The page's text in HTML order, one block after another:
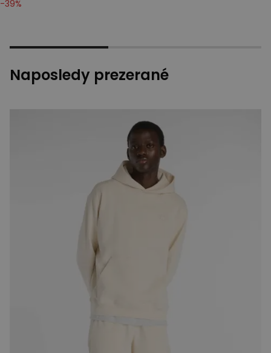
-39%
Naposledy prezerané